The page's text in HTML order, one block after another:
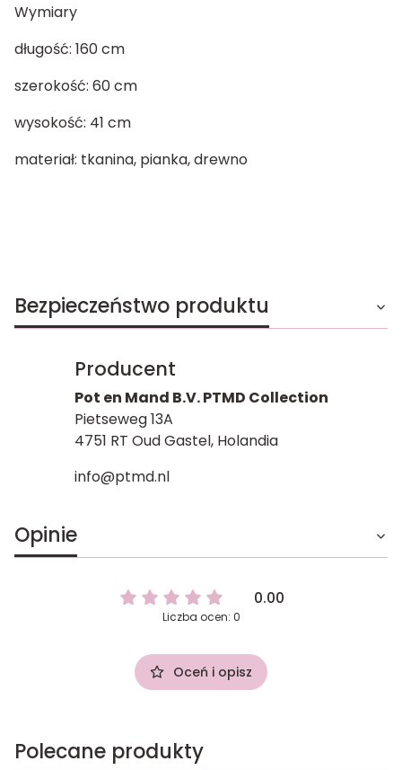
Wymiary
długość: 160 cm
szerokość: 60 cm
wysokość: 41 cm
materiał: tkanina, pianka, drewno
Bezpieczeństwo produktu
Producent
Pot en Mand B.V. PTMD Collection
Pietseweg 13A
4751 RT Oud Gastel, Holandia
info@ptmd.nl
Opinie
0.00
Liczba ocen: 0
Oceń i opisz
Polecane produkty